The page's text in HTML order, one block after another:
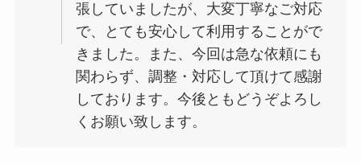
張していましたが、大変丁寧なご対応
で、とても安心して利用することがで
きました。また、今回は急な依頼にも
関わらず、調整・対応して頂けて感謝
しております。今後ともどうぞよろし
くお願い致します。